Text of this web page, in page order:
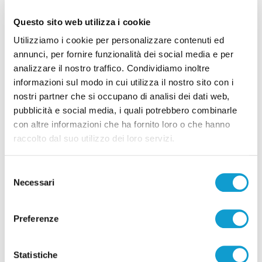
Questo sito web utilizza i cookie
Utilizziamo i cookie per personalizzare contenuti ed
annunci, per fornire funzionalità dei social media e per
analizzare il nostro traffico. Condividiamo inoltre
informazioni sul modo in cui utilizza il nostro sito con i
nostri partner che si occupano di analisi dei dati web,
pubblicità e social media, i quali potrebbero combinarle
con altre informazioni che ha fornito loro o che hanno
raccolto dal suo utilizzo dei loro servizi.
delNecessari
Preferenze
Statistiche
Tutti gli articoli
Correlati